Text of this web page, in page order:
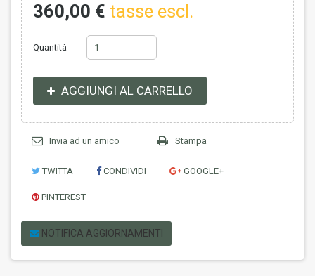
360,00 € tasse escl.
Quantità
AGGIUNGI AL CARRELLO
Invia ad un amico Stampa
TWITTA CONDIVIDI GOOGLE+
PINTEREST
NOTIFICA AGGIORNAMENTI